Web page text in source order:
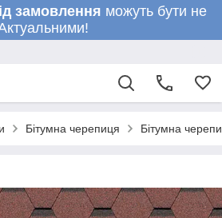
замовлення можуть бути не
Бітумна черепиця Бітумна